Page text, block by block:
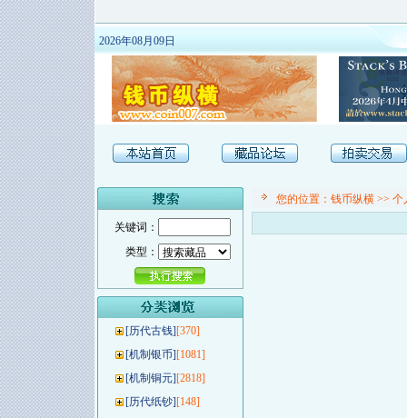
2026年08月09日
关键词：
类型：
[历代古钱][370]
[机制银币][1081]
[机制铜元][2818]
[历代纸钞][148]
您的位置： 钱币纵横 >> 个